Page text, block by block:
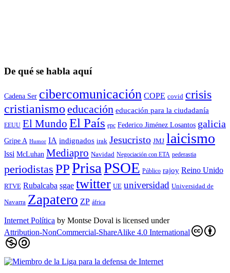
De qué se habla aquí
Cadena Ser cibercomunicación COPE covid crisis
cristianismo educación educación para la ciudadaní­a
EEUU El Mundo El País epc Federico Jiménez Losantos galicia
Gripe A Humor IA indignados irak Jesucristo JMJ laicismo
lssi McLuhan Mediapro Navidad Negociación con ETA pederastia
periodistas PPPrisaPSOE Público rajoy Reino Unido
RTVE Rubalcaba sgae twitter UE universidad Universidad de
Navarra Zapatero ZP áfrica
Internet Política by Montse Doval is licensed under
Attribution-NonCommercial-ShareAlike 4.0 International